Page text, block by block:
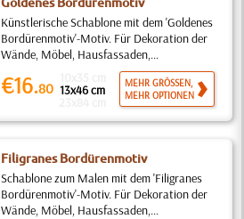
Künstlerische Schablone mit dem 'Goldenes
Bordürenmotiv'-Motiv. Für Dekoration der
Wände, Möbel, Hausfassaden,...
€16.80 13x46 cm
MEHR GRÖSSEN,
MEHR OPTIONEN
Filigranes Bordürenmotiv
Schablone zum Malen mit dem 'Filigranes
Bordürenmotiv'-Motiv. Für Dekoration der
Wände, Möbel, Hausfassaden,...